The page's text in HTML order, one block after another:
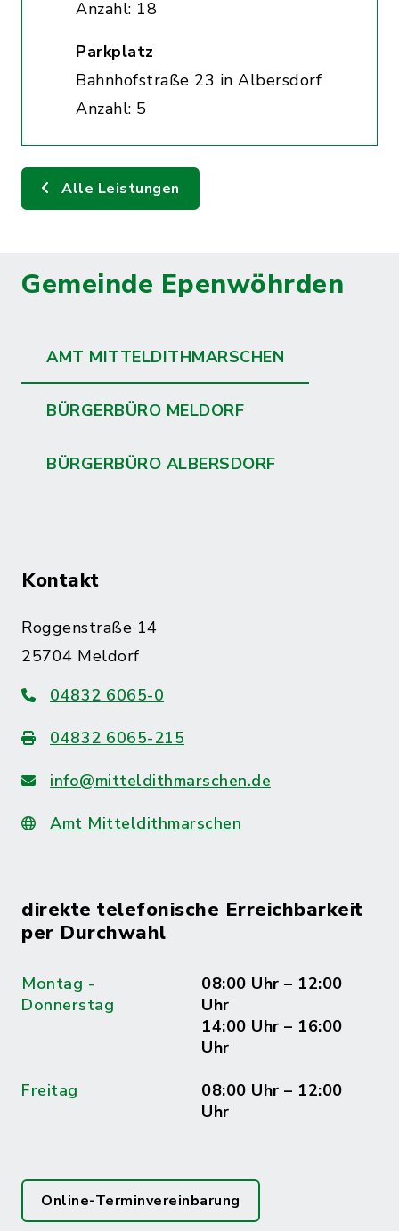
Anzahl: 18
Parkplatz
Bahnhofstraße 23 in Albersdorf
Anzahl: 5
Alle Leistungen
Gemeinde Epenwöhrden
AMT MITTELDITHMARSCHEN
BÜRGERBÜRO MELDORF
BÜRGERBÜRO ALBERSDORF
Kontakt
Roggenstraße 14
25704 Meldorf
04832 6065-0
04832 6065-215
info@mitteldithmarschen.de
Amt Mitteldithmarschen
direkte telefonische Erreichbarkeit
per Durchwahl
Montag -
Donnerstag
08:00 Uhr – 12:00
Uhr
14:00 Uhr – 16:00
Uhr
Freitag
08:00 Uhr – 12:00
Uhr
Online-Terminvereinbarung